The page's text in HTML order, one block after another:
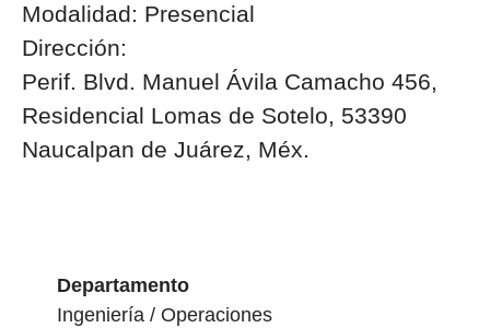
Modalidad: Presencial
Dirección:
Perif. Blvd. Manuel Ávila Camacho 456,
Residencial Lomas de Sotelo, 53390
Naucalpan de Juárez, Méx.
Departamento
Ingeniería / Operaciones